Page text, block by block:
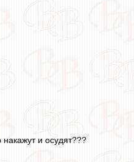
накажут и осудят???